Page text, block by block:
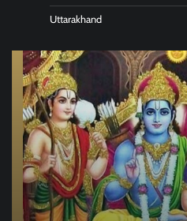
Uttarakhand